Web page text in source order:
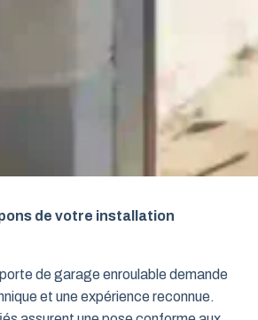
de votre installation
porte de garage enroulable demande
et une expérience reconnue.